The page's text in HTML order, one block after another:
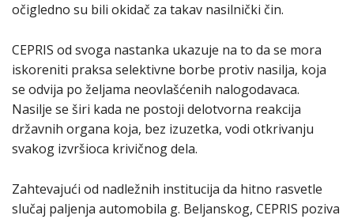
očigledno su bili okidač za takav nasilnički čin.
CEPRIS od svoga nastanka ukazuje na to da se mora
iskoreniti praksa selektivne borbe protiv nasilja, koja
se odvija po željama neovlašćenih nalogodavaca.
Nasilje se širi kada ne postoji delotvorna reakcija
državnih organa koja, bez izuzetka, vodi otkrivanju
svakog izvršioca krivičnog dela.
Zahtevajući od nadležnih institucija da hitno rasvetle
slučaj paljenja automobila g. Beljanskog, CEPRIS poziva